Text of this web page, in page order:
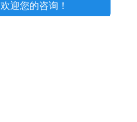
欢迎您的咨询！